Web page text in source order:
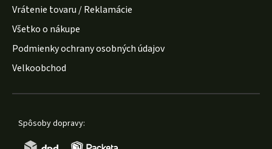
Vrátenie tovaru / Reklamácie
Všetko o nákupe
Podmienky ochrany osobných údajov
Velkoobchod
Spôsoby dopravy: